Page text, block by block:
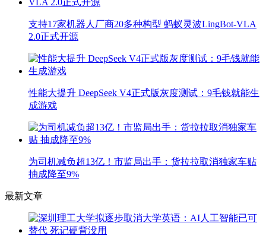
支持17家机器人厂商20多种构型 蚂蚁灵波LingBot-VLA
2.0正式开源
性能大提升 DeepSeek V4正式版灰度测试：9毛钱就能生
成游戏
为司机减负超13亿！市监局出手：货拉拉取消独家车贴
抽成降至9%
最新文章